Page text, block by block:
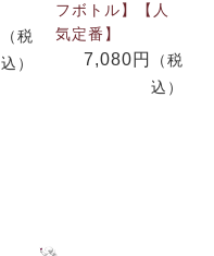
（税
込）
フボトル】【人
気定番】
7,080円
（税
込）